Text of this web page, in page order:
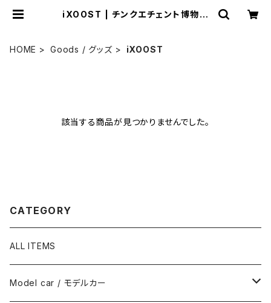
iXOOST | チンクエチェント博物館
HOME Goods / グッズ iXOOST
該当する商品が見つかりませんでした。
CATEGORY
ALL ITEMS
Model car / モデルカー